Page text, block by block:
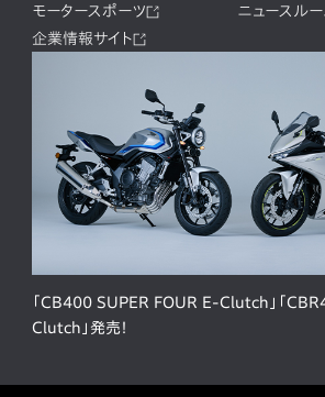
モータースポーツ
ニュースルー
企業情報サイト
「CB400 SUPER FOUR E-Clutch」「
Clutch」発売！